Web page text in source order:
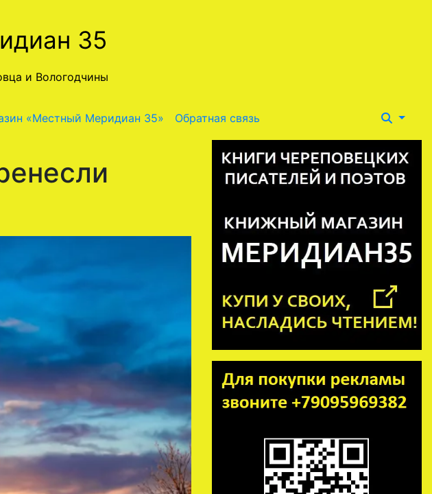
35
и Вологодчины
«Местный Меридиан 35» Обратная связь